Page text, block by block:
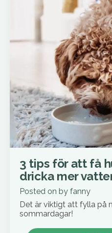
3 tips för att få
dricka mer
Posted on by fanny
Det är viktigt att fylla på
sommardagar!